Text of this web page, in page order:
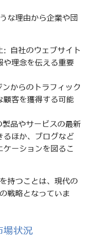
な理由から企業や団
: 自社のウェブサイト
や理念を伝える重要
からのトラフィック
顧客を獲得する可能
品やサービスの最新
るほか、ブログなど
ケーションを図るこ
持つことは、現代の
戦略となっていま
場状況